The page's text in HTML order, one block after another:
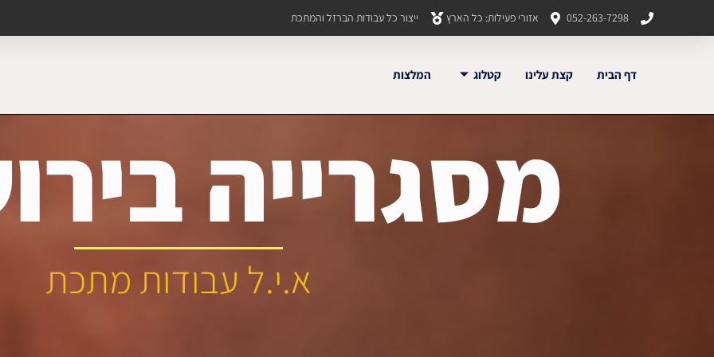
052-263-7298 אזורי פעילות: כל הארץ ייצור כל עבודות הברזל והמתכת
דף הבית קצת עלינו קטלוג המלצות
מסגרייה
א.י.ל עבודות מתכת